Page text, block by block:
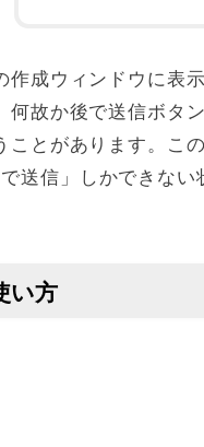
成ウィンドウに表
故か後で送信ボタ
とがあります。この
送信」しかできない
い方